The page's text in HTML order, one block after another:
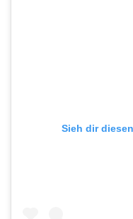
Sieh dir